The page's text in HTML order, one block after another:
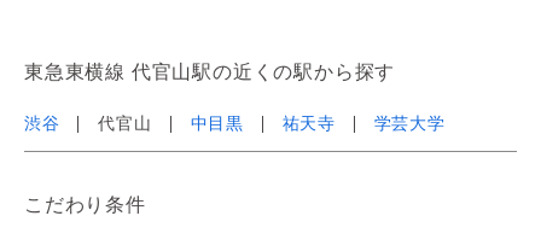
東急東横線 代官山駅の近くの駅から探す
渋谷 代官山 中目黒 祐天寺 学芸大学
こだわり条件